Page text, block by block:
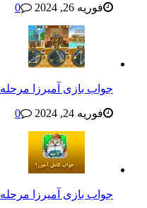
فوریه 26, 2024 0
جواب بازی آمیرزا مرحله 1200 به بعد ، پاسخ مرحله 1200
فوریه 24, 2024 0
جواب بازی آمیرزا مرحله 1400 به بعد ، پاسخ مرحله 1400